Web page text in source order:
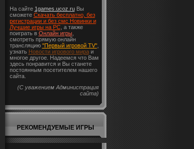
На сайте 1games.ucoz.ruВы
сможете Скачать бесплатно, без
регистрации и без смс Новинки и
Лучшие игры на PC, а также
поиграть в Онлайн игры,
смотреть прямую онлайн
трансляцию "Первый игровой TV",
узнать Новости игрового мираи
многое другое. Надеемся что Вам
здесь понравится и Вы станете
постоянным посетителем нашего
сайта.
(С уважением Администрация
сайта)
РЕКОМЕНДУЕМЫЕ ИГРЫ